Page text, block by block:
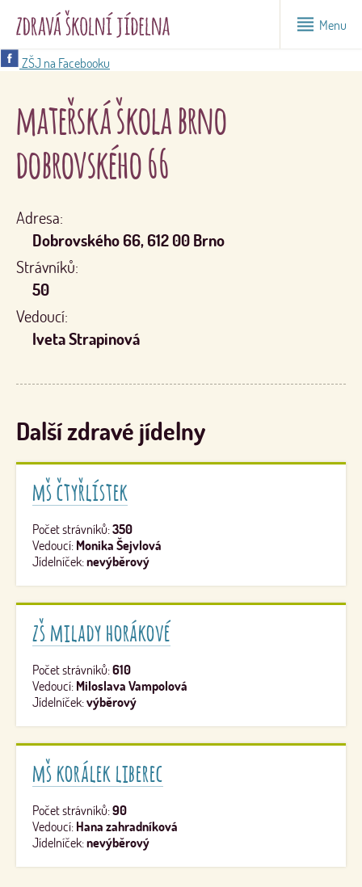
Menu
ZŠJ na Facebooku
mateřská škola brno
dobrovského 66
Adresa:
Dobrovského 66, 612 00 Brno
Strávníků:
50
Vedoucí:
Iveta Strapinová
Další zdravé jídelny
mš čtyřlístek
Počet strávníků:350
Vedoucí: Monika Šejvlová
Jídelníček:nevýběrový
zš milady horákové
Počet strávníků:610
Vedoucí: Miloslava Vampolová
Jídelníček:výběrový
mš korálek liberec
Počet strávníků:90
Vedoucí: Hana zahradníková
Jídelníček:nevýběrový